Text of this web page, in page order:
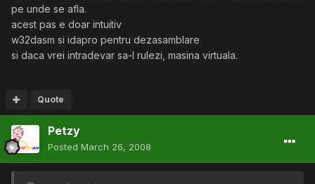
pe unde se afla.
acest pas e doar intuitiv
w32dasm si idapro pentru dezasamblare
si daca vrei intradevar sa-l rulezi, masina virtuala.
Quote
Petzy
Posted March 26, 2008